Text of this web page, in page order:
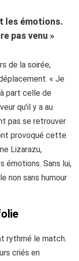
les émotions.
pas venu »
de la soirée,
« Je
part celle de
qu’il y a au
pas se retrouver
provoqué cette
Lizarazu,
émotions. Sans lui,
non sans humour
rythmé le match.
criés en